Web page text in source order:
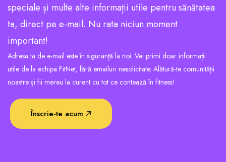
speciale și multe alte informații utile pentru sănătatea
ta, direct pe e-mail. Nu rata niciun moment
important!
Adresa ta de e-mail este în siguranță la noi. Vei primi doar informații
utile de la echipa FitNet, fără emailuri nesolicitate. Alătură-te comunității
noastre și fii mereu la curent cu tot ce contează în fitness!
Înscrie-te acum